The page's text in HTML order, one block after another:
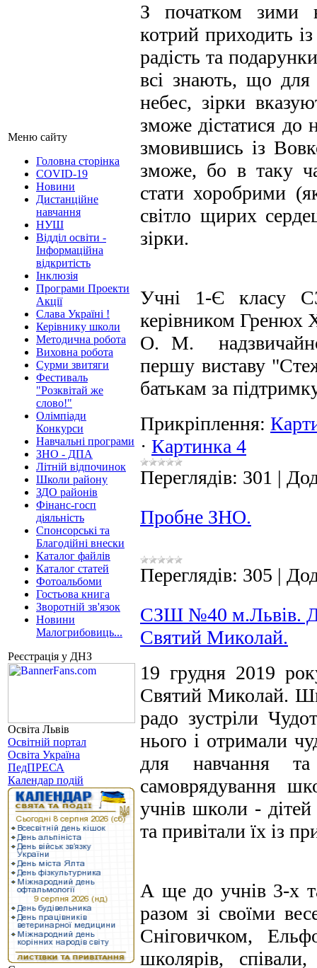
Меню сайту
Головна сторінка
COVID-19
Новини
Дистанційне
навчання
НУШ
Відділ освіти -
Інформаційна
відкритість
Інклюзія
Програми Проекти
Акції
Слава Україні !
Керівнику школи
Методична робота
Виховна робота
Сурми звитяги
Фестиваль
"Розквітай же
слово!"
Олімпіади
Конкурси
Навчальні програми
ЗНО - ДПА
Літній відпочинок
Школи району
ЗДО районів
Фінанс-госп
діяльність
Спонсорські та
Благодійні внески
Каталог файлів
Каталог статей
Фотоальбоми
Гостьова книга
Зворотній зв'язок
Новини
Малогрибовиць...
Реєстрація у ДНЗ
Освіта Львів
Освітній портал
Освіта Україна
ПедПРЕСА
Календар подій
З початком зими
котрий приходить
радість та
всі знають, що для
небес, зірки
зможе дістатися
змовившись із
зможе, бо в таку
стати хоробрими
світло щирих
зірки.
Учні 1-Є класу
керівником Гренюх
О. М.
першу виставу
батькам за
Прикріплення:
· Картинка 4
Переглядів: 301 |
Пробне ЗНО.
Переглядів: 305 |
СЗШ №40 м.Львів.
Святий Миколай.
19 грудня 2019
Святий Миколай.
радо зустріли
нього і отримали
для навчання та
самоврядування
учнів школи - дітей
та привітали їх із
А ще до учнів 3-х
разом зі своїми
Сніговичком,
школярів,